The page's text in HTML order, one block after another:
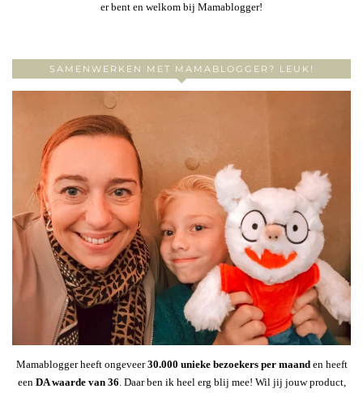
er bent en welkom bij Mamablogger!
SAMENWERKEN MET MAMABLOGGER? LEUK!
Mamablogger heeft ongeveer30.000 unieke bezoekers per maanden heeft
een DA waarde van 36 . Daar ben ik heel erg blij mee! Wil jij jouw product,